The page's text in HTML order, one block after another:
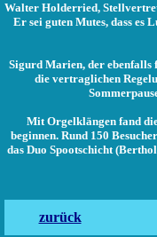
Walter Holderried,
Er sei guten Mutes, dass es
Sigurd Marien, der ebenfalls
die vertraglichen
Mit Orgelklängen fand
beginnen. Rund 150
das Duo Spootschicht
zurück